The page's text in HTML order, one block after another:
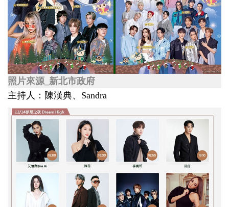
照片來源_新北市政府
主持人：陳漢典、Sandra